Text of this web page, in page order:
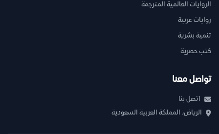
الروايات العالمية المترجمة
روايات عربية
تنمية بشرية
كتب حصرية
تواصل معنا
اتصل بنا
الرياض، المملكة العربية السعودية